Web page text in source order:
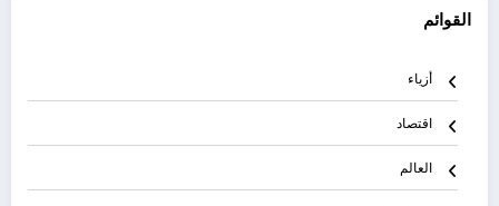
القوائم
أزياء
اقتصاد
العالم